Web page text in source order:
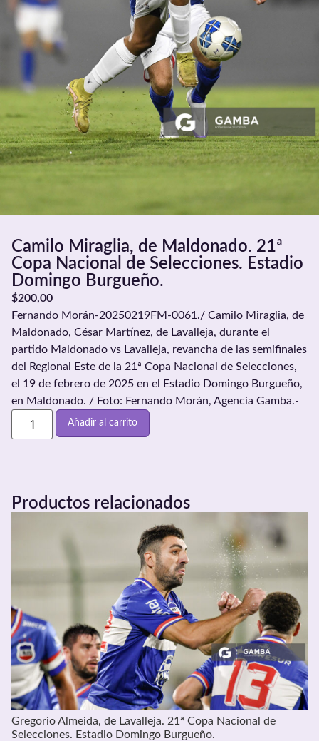
Camilo Miraglia, de Maldonado. 21ª
Copa Nacional de Selecciones. Estadio
Domingo Burgueño.
$200,00
Fernando Morán-20250219FM-0061./ Camilo Miraglia, de
Maldonado, César Martínez, de Lavalleja, durante el
partido Maldonado vs Lavalleja, revancha de las semifinales
del Regional Este de la 21ª Copa Nacional de Selecciones,
el 19 de febrero de 2025 en el Estadio Domingo Burgueño,
en Maldonado. / Foto: Fernando Morán, Agencia Gamba.-
Añadir al carrito
Productos relacionados
Gregorio Almeida, de Lavalleja. 21ª Copa Nacional de
Selecciones. Estadio Domingo Burgueño.